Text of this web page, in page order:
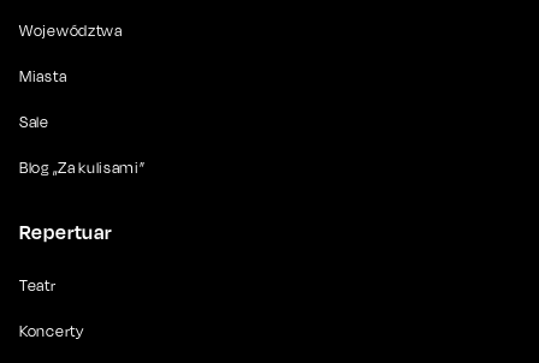
Województwa
Miasta
Sale
Blog „Za kulisami”
Repertuar
Teatr
Koncerty